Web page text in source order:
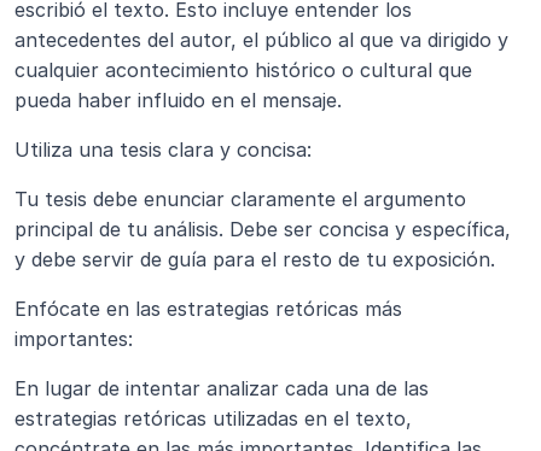
escribió el texto. Esto incluye entender los
antecedentes del autor, el público al que va dirigido y
cualquier acontecimiento histórico o cultural que
pueda haber influido en el mensaje.
Utiliza una tesis clara y concisa:
Tu tesis debe enunciar claramente el argumento
principal de tu análisis. Debe ser concisa y específica,
y debe servir de guía para el resto de tu exposición.
Enfócate en las estrategias retóricas más
importantes:
En lugar de intentar analizar cada una de las
estrategias retóricas utilizadas en el texto,